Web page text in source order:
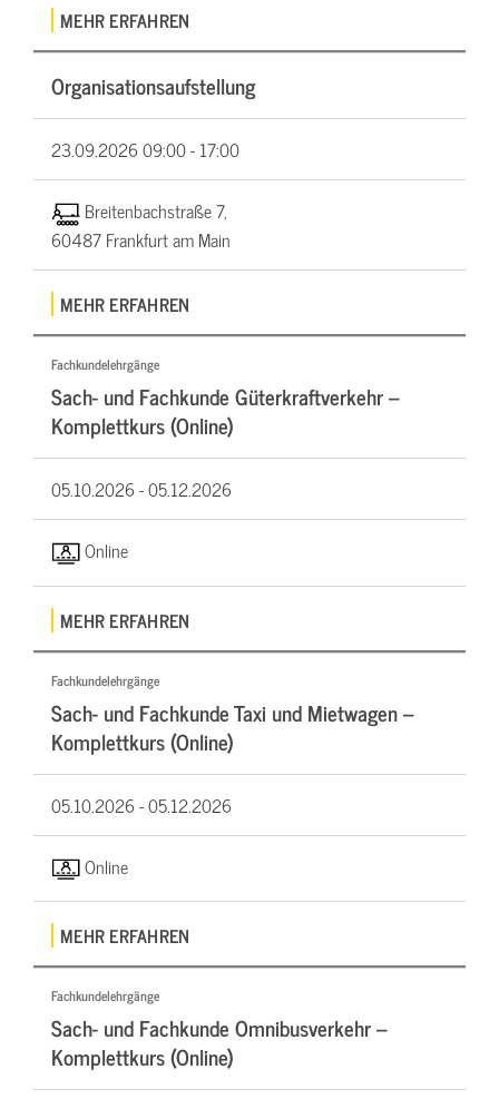
MEHR ERFAHREN
Organisationsaufstellung
23.09.202609:00 - 17:00
Breitenbachstraße 7,
60487 Frankfurt am Main
MEHR ERFAHREN
Fachkundelehrgänge
Sach- und Fachkunde Güterkraftverkehr –
Komplettkurs (Online)
05.10.2026 -05.12.2026
Online
MEHR ERFAHREN
Fachkundelehrgänge
Sach- und Fachkunde Taxi und Mietwagen –
Komplettkurs (Online)
05.10.2026 -05.12.2026
Online
MEHR ERFAHREN
Fachkundelehrgänge
Sach- und Fachkunde Omnibusverkehr –
Komplettkurs (Online)